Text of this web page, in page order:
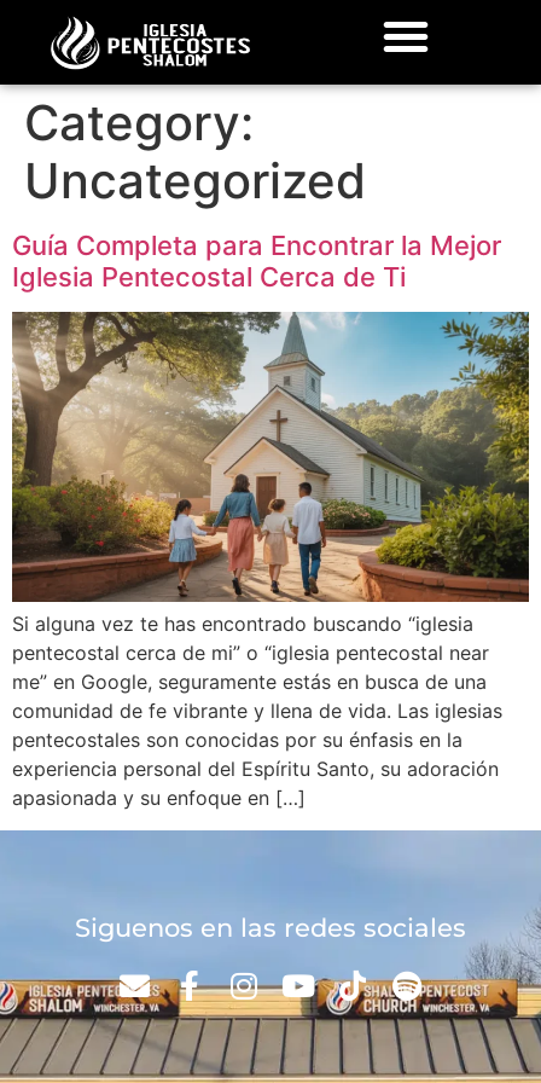
Category:
Uncategorized
Guía Completa para Encontrar la Mejor
Iglesia Pentecostal Cerca de Ti
Si alguna vez te has encontrado buscando “iglesia
pentecostal cerca de mi” o “iglesia pentecostal near
me” en Google, seguramente estás en busca de una
comunidad de fe vibrante y llena de vida. Las iglesias
pentecostales son conocidas por su énfasis en la
experiencia personal del Espíritu Santo, su adoración
apasionada y su enfoque en […]
Siguenos en las redes sociales